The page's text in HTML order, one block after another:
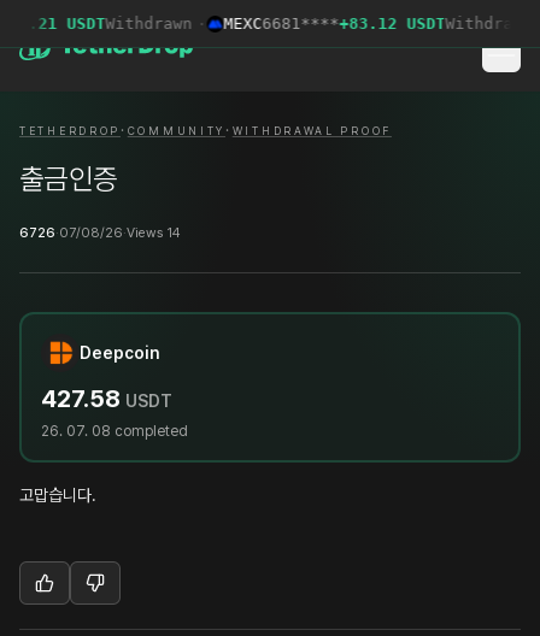
USDTWithdrawn · MEXC6681****+83.12 USDTWithdrawn
TETHERDROP · COMMUNITY · WITHDRAWAL PROOF
출금인증
6726·07/08/26·Views 14
Deepcoin
427.58 USDT
26. 07. 08 completed
고맙습니다.